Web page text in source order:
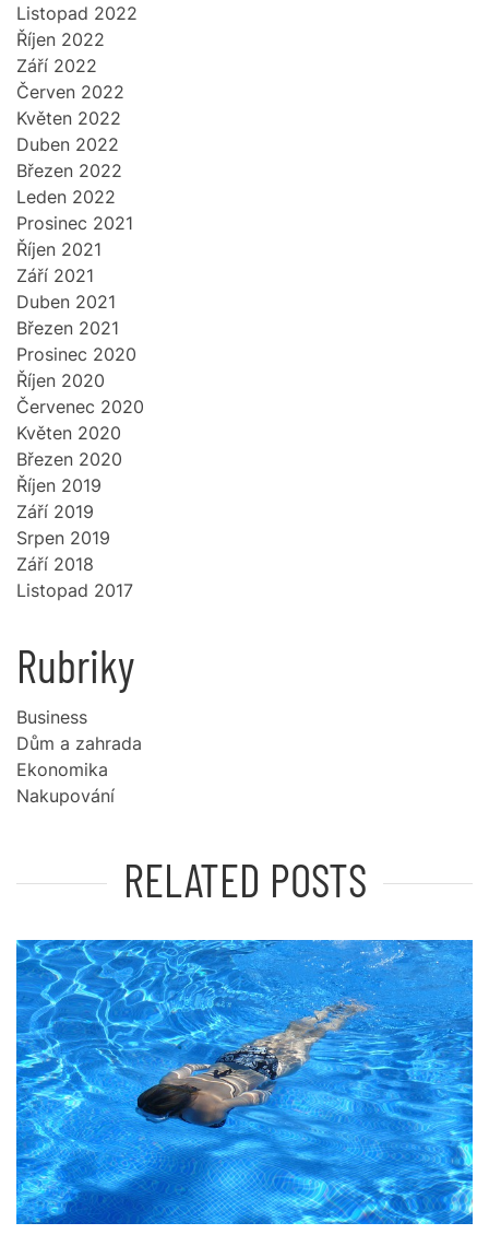
Listopad 2022
Říjen 2022
Září 2022
Červen 2022
Květen 2022
Duben 2022
Březen 2022
Leden 2022
Prosinec 2021
Říjen 2021
Září 2021
Duben 2021
Březen 2021
Prosinec 2020
Říjen 2020
Červenec 2020
Květen 2020
Březen 2020
Říjen 2019
Září 2019
Srpen 2019
Září 2018
Listopad 2017
Rubriky
Business
Dům a zahrada
Ekonomika
Nakupování
RELATED POSTS